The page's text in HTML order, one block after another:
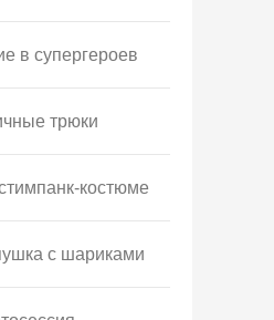
в супергероев
трюки
костюме
с шариками